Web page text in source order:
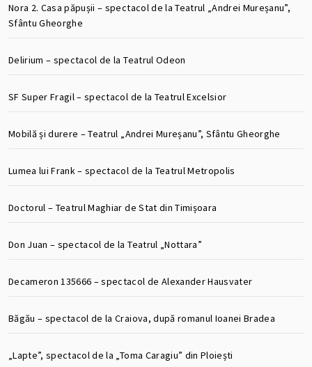
Nora 2. Casa păpușii – spectacol de la Teatrul „Andrei Mureșanu”,
Sfântu Gheorghe
Delirium – spectacol de la Teatrul Odeon
SF Super Fragil – spectacol de la Teatrul Excelsior
Mobilă și durere – Teatrul „Andrei Mureșanu”, Sfântu Gheorghe
Lumea lui Frank – spectacol de la Teatrul Metropolis
Doctorul – Teatrul Maghiar de Stat din Timișoara
Don Juan – spectacol de la Teatrul „Nottara”
Decameron 135666 – spectacol de Alexander Hausvater
Băgău – spectacol de la Craiova, după romanul Ioanei Bradea
„Lapte”, spectacol de la „Toma Caragiu” din Ploiești